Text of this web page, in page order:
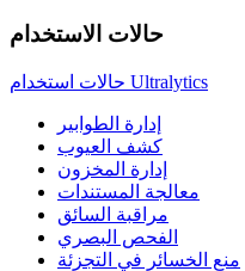
حالات الاستخدام
حالات استخدام Ultralytics
إدارة الطوابير
كشف العيوب
إدارة المخزون
معالجة المستندات
مراقبة السائق
الفحص البصري
منع الخسائر في التجزئة